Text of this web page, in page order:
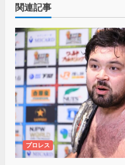
関連記事
プロレス